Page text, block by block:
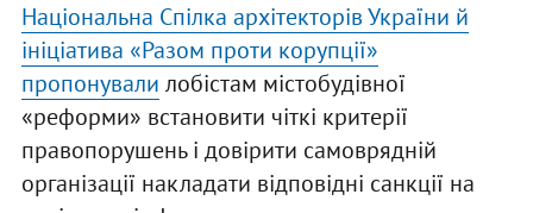
Національна Спілка архітекторів України й
ініціатива «Разом проти корупції»
пропонували лобістам містобудівної
«реформи» встановити чіткі критерії
правопорушень і довірити самоврядній
організації накладати відповідні санкції на